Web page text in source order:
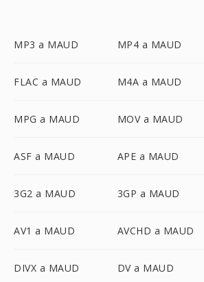
MP3 a MAUD MP4 a MAUD
FLAC a MAUD M4A a MAUD
MPG a MAUD MOV a MAUD
ASF a MAUD APE a MAUD
3G2 a MAUD 3GP a MAUD
AV1 a MAUD AVCHD a MAUD
DIVX a MAUD DV a MAUD